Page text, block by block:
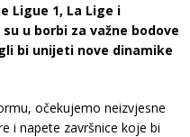
Ligue 1, La Lige i
u borbi za važne bodove
bi unijeti nove dinamike
očekujemo neizvjesne
i napete završnice koje bi